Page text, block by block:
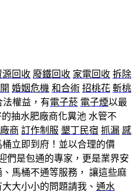
源回收 廢鐵回收 家電回收 拆除
婚姻危機 和合術 招桃花 斬桃
法權益，有電子菸 電子煙以最
抽水肥廠商化糞池 水管不
商 訂作制服 墾丁民宿 抓漏 感
桶立即到府！並以合理的價
們是包通的專家，更是業界安
馬桶不通等服務， 讓這些麻
大小小的問題請我、 通水